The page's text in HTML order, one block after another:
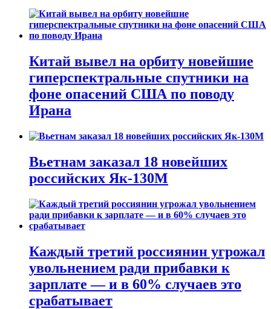
Китай вывел на орбиту новейшие
гиперспектральные спутники на
фоне опасений США по поводу
Ирана
Вьетнам заказал 18 новейших
российских Як-130М
Каждый третий россиянин угрожал
увольнением ради прибавки к
зарплате — и в 60% случаев это
срабатывает